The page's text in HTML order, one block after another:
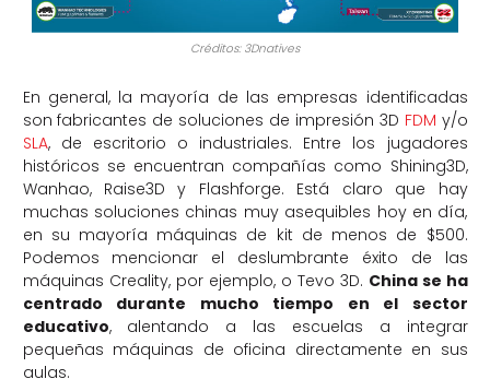
Créditos: 3Dnatives
En general, la mayoría de las empresas identificadas
son fabricantes de soluciones de impresión 3D FDM y/o
SLA, de escritorio o industriales. Entre los jugadores
históricos se encuentran compañías como Shining3D,
Wanhao, Raise3D y Flashforge. Está claro que hay
muchas soluciones chinas muy asequibles hoy en día,
en su mayoría máquinas de kit de menos de $500.
Podemos mencionar el deslumbrante éxito de las
máquinas Creality, por ejemplo, o Tevo 3D. China se ha
centrado durante mucho tiempo en el sector
educativo, alentando a las escuelas a integrar
pequeñas máquinas de oficina directamente en sus
aulas.